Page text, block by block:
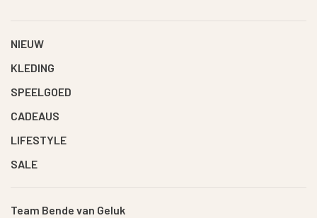
NIEUW
KLEDING
SPEELGOED
CADEAUS
LIFESTYLE
SALE
Team Bende van Geluk